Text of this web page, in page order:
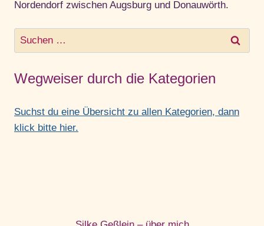
Nordendorf zwischen Augsburg und Donauwörth.
Suchen
nach:
Wegweiser durch die Kategorien
Suchst du eine Übersicht zu allen Kategorien, dann
klick bitte hier.